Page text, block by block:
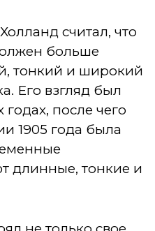
считал, что
больше
тонкий и широкий
Его взгляд был
после чего
1905 года была
длинные, тонкие и